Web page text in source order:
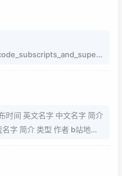
可以在这里找到
answer/8092801
339693605 事实上用的是
体弄出来的 但经过试验发
标:上标文字 下标:下标文字
时间 英文名字 中文名字 简介
字 简介 类型 作者 b站地址